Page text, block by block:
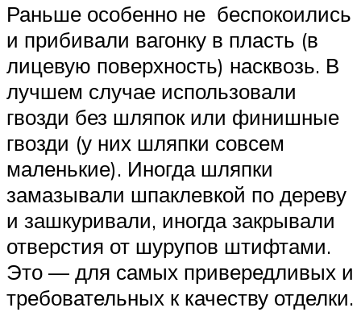
Раньше особенно не беспокоились
и прибивали вагонку в пласть (в
лицевую поверхность) насквозь. В
лучшем случае использовали
гвозди без шляпок или финишные
гвозди (у них шляпки совсем
маленькие). Иногда шляпки
замазывали шпаклевкой по дереву
и зашкуривали, иногда закрывали
отверстия от шурупов штифтами.
Это — для самых привередливых и
требовательных к качеству отделки.